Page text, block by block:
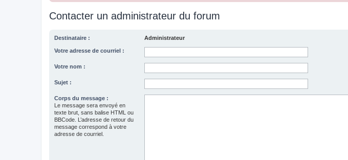
Contacter un administrateur du forum
Destinataire : Administrateur
Votre adresse de courriel :
Votre nom :
Sujet :
Corps du message :
Le message sera envoyé en
texte brut, sans balise HTML ou
BBCode. L’adresse de retour du
message correspond à votre
adresse de courriel.